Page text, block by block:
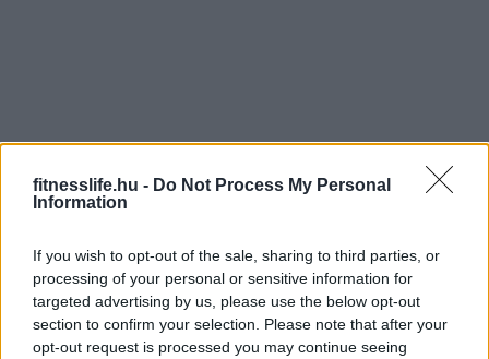
fitnesslife.hu - Do Not Process My Personal
Information
If you wish to opt-out of the sale, sharing to third parties, or
processing of your personal or sensitive information for
targeted advertising by us, please use the below opt-out
section to confirm your selection. Please note that after your
opt-out request is processed you may continue seeing
1 2 Következő oldal